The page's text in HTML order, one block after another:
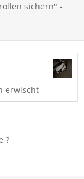
sichern" -
erwischt
?